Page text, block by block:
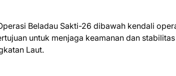
Beladau Sakti-26 dibawah kendali
untuk menjaga keamanan dan stabilitas
Laut.